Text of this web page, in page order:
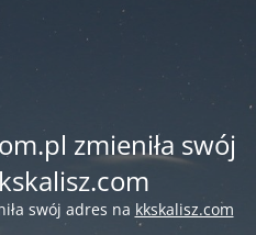
zmieniła swój
swój adres na kkskalisz.com